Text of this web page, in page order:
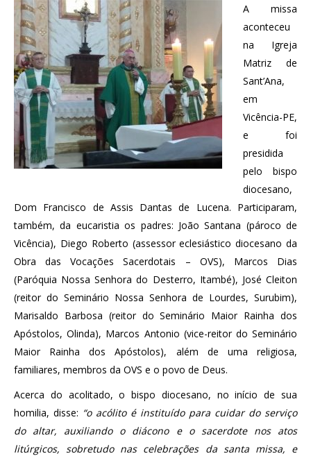
A missa
aconteceu
na Igreja
Matriz de
Sant’Ana,
em
Vicência-PE,
e foi
presidida
pelo bispo
diocesano,
Dom Francisco de Assis Dantas de Lucena. Participaram,
também, da eucaristia os padres: João Santana (pároco de
Vicência), Diego Roberto (assessor eclesiástico diocesano da
Obra das Vocações Sacerdotais – OVS), Marcos Dias
(Paróquia Nossa Senhora do Desterro, Itambé), José Cleiton
(reitor do Seminário Nossa Senhora de Lourdes, Surubim),
Marisaldo Barbosa (reitor do Seminário Maior Rainha dos
Apóstolos, Olinda), Marcos Antonio (vice-reitor do Seminário
Maior Rainha dos Apóstolos), além de uma religiosa,
familiares, membros da OVS e o povo de Deus.
Acerca do acolitado, o bispo diocesano, no início de sua
homilia, disse: “o acólito é instituído para cuidar do serviço
do altar, auxiliando o diácono e o sacerdote nos atos
litúrgicos, sobretudo nas celebrações da santa missa, e